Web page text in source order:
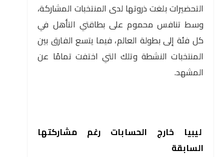
التحضيرات بلغت ذروتها لدى المنتخبات المشاركة،
وسط تنافس محموم على بطاقتي التأهل في
كل فئة إلى بطولة العالم، فيما يتسع الفارق بين
المنتخبات النشطة وتلك التي اختفت تمامًا عن
المشهد.
ليبيا خارج الحسابات رغم مشاركتها
السابقة